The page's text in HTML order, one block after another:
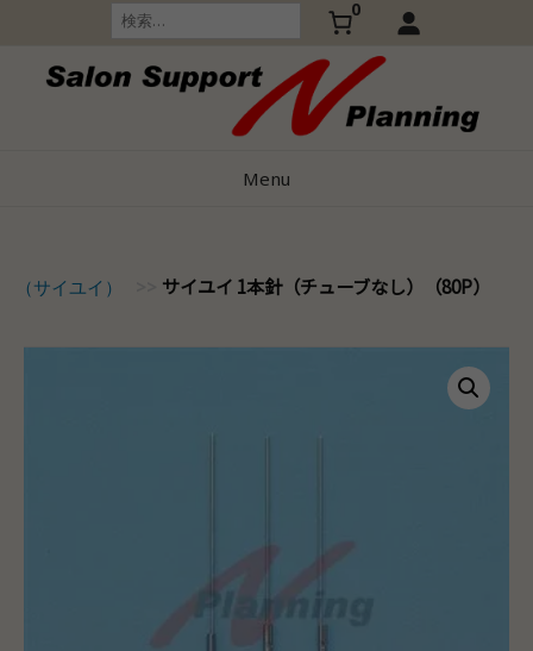
content
検
索:
0
Menu
サイユイ） サイユイ 1本針（チューブなし）（80P）